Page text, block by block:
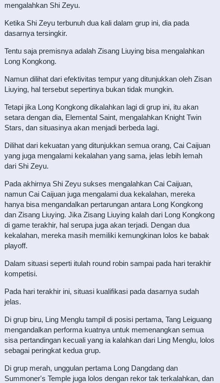
mengalahkan Shi Zeyu.
Ketika Shi Zeyu terbunuh dua kali dalam grup ini, dia pada
dasarnya tersingkir.
Tentu saja premisnya adalah Zisang Liuying bisa mengalahkan
Long Kongkong.
Namun dilihat dari efektivitas tempur yang ditunjukkan oleh Zisan
Liuying, hal tersebut sepertinya bukan tidak mungkin.
Tetapi jika Long Kongkong dikalahkan lagi di grup ini, itu akan
setara dengan dia, Elemental Saint, mengalahkan Knight Twin
Stars, dan situasinya akan menjadi berbeda lagi.
Dilihat dari kekuatan yang ditunjukkan semua orang, Cai Caijuan
yang juga mengalami kekalahan yang sama, jelas lebih lemah
dari Shi Zeyu.
Pada akhirnya Shi Zeyu sukses mengalahkan Cai Caijuan,
namun Cai Caijuan juga mengalami dua kekalahan, mereka
hanya bisa mengandalkan pertarungan antara Long Kongkong
dan Zisang Liuying. Jika Zisang Liuying kalah dari Long Kongkong
di game terakhir, hal serupa juga akan terjadi. Dengan dua
kekalahan, mereka masih memiliki kemungkinan lolos ke babak
playoff.
Dalam situasi seperti itulah round robin sampai pada hari terakhir
kompetisi.
Pada hari terakhir ini, situasi kualifikasi pada dasarnya sudah
jelas.
Di grup biru, Ling Menglu tampil di posisi pertama, Tang Leiguang
mengandalkan performa kuatnya untuk memenangkan semua
sisa pertandingan kecuali yang ia kalahkan dari Ling Menglu, lolos
sebagai peringkat kedua grup.
Di grup merah, unggulan pertama Long Dangdang dan
Summoner's Temple juga lolos dengan rekor tak terkalahkan, dan